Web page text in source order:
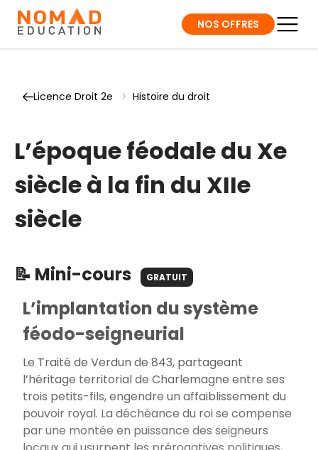
NOS OFFRES
Licence Droit 2e > Histoire du droit
L’époque féodale du Xe
siècle à la fin du XIIe
siècle
📝 Mini-cours GRATUIT
L’implantation du système
féodo-seigneurial
Le Traité de Verdun de 843, partageant
l’héritage territorial de Charlemagne entre ses
trois petits-fils, engendre un affaiblissement du
pouvoir royal. La déchéance du roi se compense
par une montée en puissance des seigneurs